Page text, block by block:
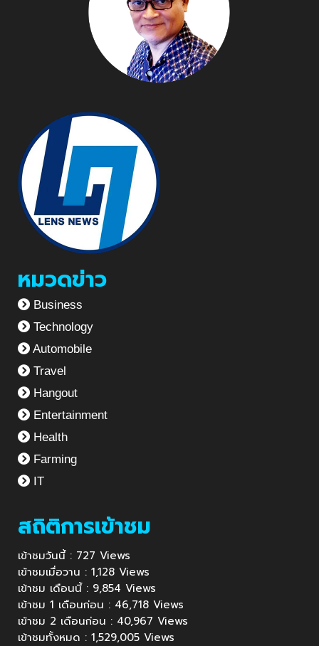
หมวดข่าว
Business
Technology
Automobile
Travel
Hangout
Entertainment
Health
Farming
IT
สถิติการเข้าชม
เข้าชมวันนี้ : 727 Views
เข้าชมเมื่อวาน : 1,128 Views
เข้าชม เดือนนี้ : 9,854 Views
เข้าชม 1 เดือนก่อน : 46,718 Views
เข้าชม 2 เดือนก่อน : 40,967 Views
เข้าชมทั้งหมด : 1,529,005 Views